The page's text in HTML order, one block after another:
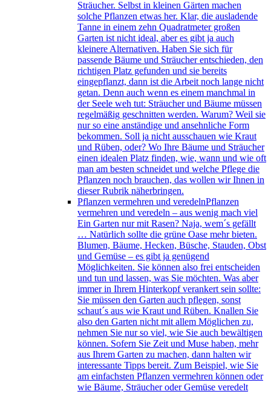
Sträucher. Selbst in kleinen Gärten machen
solche Pflanzen etwas her. Klar, die ausladende
Tanne in einem zehn Quadratmeter großen
Garten ist nicht ideal, aber es gibt ja auch
kleinere Alternativen. Haben Sie sich für
passende Bäume und Sträucher entschieden, den
richtigen Platz gefunden und sie bereits
eingepflanzt, dann ist die Arbeit noch lange nicht
getan. Denn auch wenn es einem manchmal in
der Seele weh tut: Sträucher und Bäume müssen
regelmäßig geschnitten werden. Warum? Weil sie
nur so eine anständige und ansehnliche Form
bekommen. Soll ja nicht ausschauen wie Kraut
und Rüben, oder? Wo Ihre Bäume und Sträucher
einen idealen Platz finden, wie, wann und wie oft
man am besten schneidet und welche Pflege die
Pflanzen noch brauchen, das wollen wir Ihnen in
dieser Rubrik näherbringen.
Pflanzen vermehren und veredelnPflanzen
vermehren und veredeln – aus wenig mach viel
Ein Garten nur mit Rasen? Naja, wem´s gefällt
… Natürlich sollte die grüne Oase mehr bieten.
Blumen, Bäume, Hecken, Büsche, Stauden, Obst
und Gemüse – es gibt ja genügend
Möglichkeiten. Sie können also frei entscheiden
und tun und lassen, was Sie möchten. Was aber
immer in Ihrem Hinterkopf verankert sein sollte:
Sie müssen den Garten auch pflegen, sonst
schaut´s aus wie Kraut und Rüben. Knallen Sie
also den Garten nicht mit allem Möglichen zu,
nehmen Sie nur so viel, wie Sie auch bewältigen
können. Sofern Sie Zeit und Muse haben, mehr
aus Ihrem Garten zu machen, dann halten wir
interessante Tipps bereit. Zum Beispiel, wie Sie
am einfachsten Pflanzen vermehren können oder
wie Bäume, Sträucher oder Gemüse veredelt